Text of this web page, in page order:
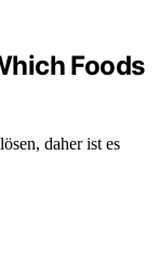
Foods
daher ist es